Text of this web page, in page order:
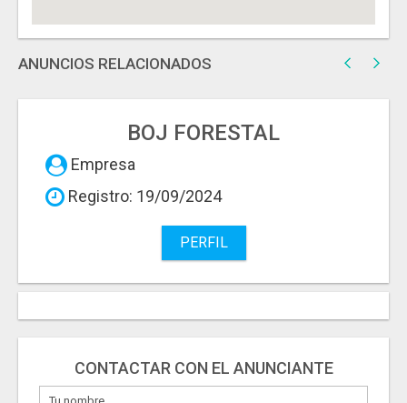
ANUNCIOS RELACIONADOS
BOJ FORESTAL
Empresa
Registro: 19/09/2024
PERFIL
CONTACTAR CON EL ANUNCIANTE